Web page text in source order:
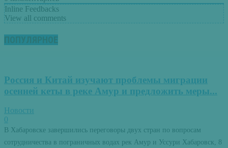
Inline Feedbacks
View all comments
ПОПУЛЯРНОЕ
Россия и Китай изучают проблемы миграции
осенней кеты в реке Амур и предложить меры...
Новости
0
В Хабаровске завершились переговоры двух стран по вопросам
сотрудничества в пограничных водах рек Амур и Уссури Хабаровск, 8